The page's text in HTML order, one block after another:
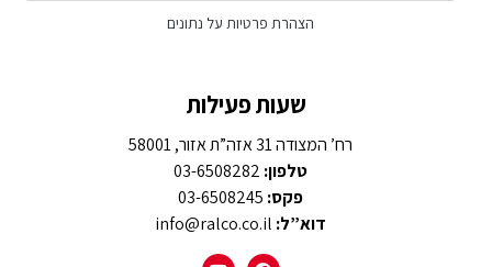
הצהרת פרטיות על נתונים
שעות פעילות
רח’ המצודה 31 אזה”ת אזור, 58001
טלפון:
פקס:
דוא”ל: